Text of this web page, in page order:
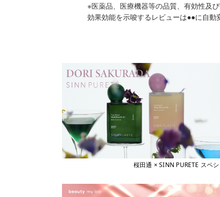
※医薬品、医療機器等の品質、有効性及
効果効能を示唆するレビューは●●に自動
桜田通 × SINN PURETE スペ